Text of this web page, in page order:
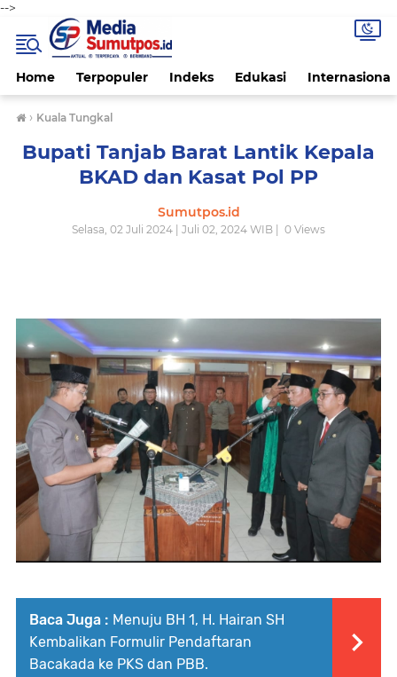
-->
Home Terpopuler Indeks Edukasi Internasional
› Kuala Tungkal
Bupati Tanjab Barat Lantik Kepala
BKAD dan Kasat Pol PP
Sumutpos.id
Selasa, 02 Juli 2024 | Juli 02, 2024 WIB | 0 Views
Baca Juga : Menuju BH 1, H. Hairan SH
Kembalikan Formulir Pendaftaran
Bacakada ke PKS dan PBB.